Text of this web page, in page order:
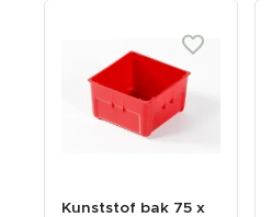
Kunststof bak 75 x